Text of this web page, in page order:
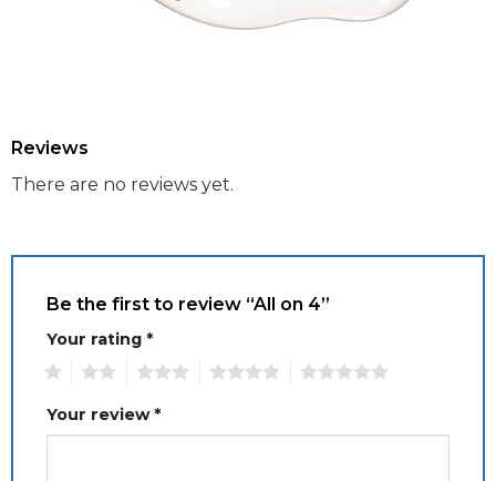
Reviews
There are no reviews yet.
Be the first to review “All on 4”
Your rating *
Your review*